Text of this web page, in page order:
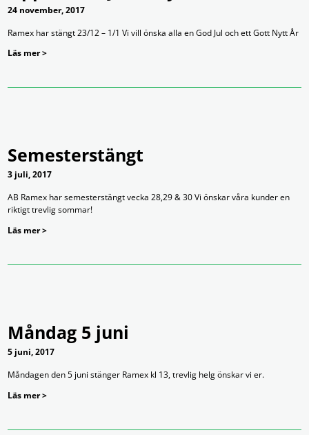
24 november, 2017
Ramex har stängt 23/12 – 1/1 Vi vill önska alla en God Jul och ett Gott Nytt År
Läs mer >
Semesterstängt
3 juli, 2017
AB Ramex har semesterstängt vecka 28,29 & 30 Vi önskar våra kunder en
riktigt trevlig sommar!
Läs mer >
Måndag 5 juni
5 juni, 2017
Måndagen den 5 juni stänger Ramex kl 13, trevlig helg önskar vi er.
Läs mer >